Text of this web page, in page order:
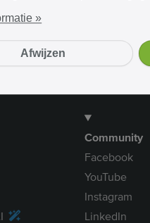
Community
Facebook
YouTube
Instagram
LinkedIn
»
Afwijzen